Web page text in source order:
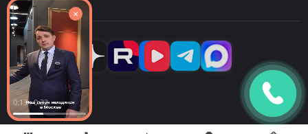
0:14 : 0:32
×